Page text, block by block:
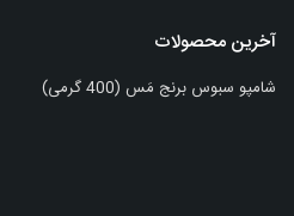
آخرین محصولات
شامپو سبوس برنج مَس (400 گرمی)